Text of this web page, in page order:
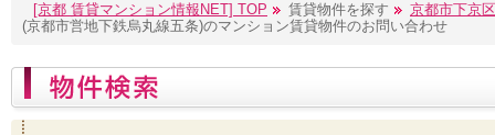
[京都 賃貸マンション情報NET] TOP 賃貸物件を探す
京都市下京
(京都市営地下鉄烏丸線五条)のマンション賃貸物件のお問い合わせ